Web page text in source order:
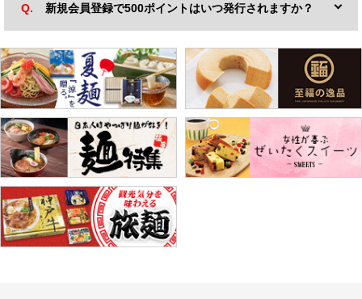
新規会員登録で500ポイントはいつ発行されますか？